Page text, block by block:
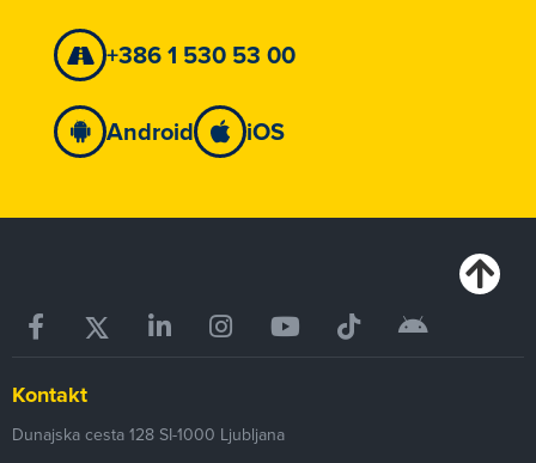
+386 1 530 53 00
Android iOS
Kontakt
Dunajska cesta 128 SI-1000 Ljubljana